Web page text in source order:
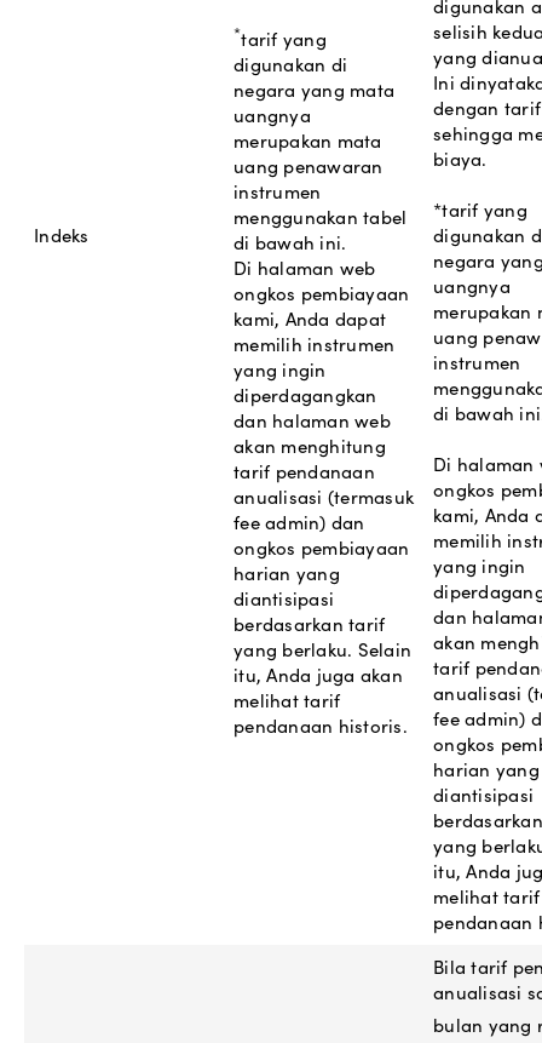
Indeks
*tarif yang
digunakan di
negara yang mata
uangnya
merupakan mata
uang penawaran
instrumen
menggunakan tabel
di bawah ini.
Di halaman web
ongkos pembiayaan
kami, Anda dapat
memilih instrumen
yang ingin
diperdagangkan
dan halaman web
akan menghitung
tarif pendanaan
anualisasi (termasuk
fee admin) dan
ongkos pembiayaan
harian yang
diantisipasi
berdasarkan tarif
yang berlaku. Selain
itu, Anda juga akan
melihat tarif
pendanaan historis.
digunakan
selisih
yang
Ini
dengan
sehingga
biaya.
*tarif yang
digunakan
negara
uangnya
merupakan
uang
instrumen
di bawah
Di halaman
ongkos
kami, Anda
memilih
yang ingin
dan
akan
tarif
anualisasi
fee admin)
ongkos
harian yang
diantisipasi
yang
itu, Anda
melihat tarif
pendanaan
Bila tarif
anualisasi
bulan yang